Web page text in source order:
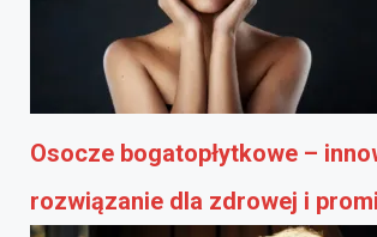
Osocze bogatopłytkowe –
rozwiązanie dla zdrowej i